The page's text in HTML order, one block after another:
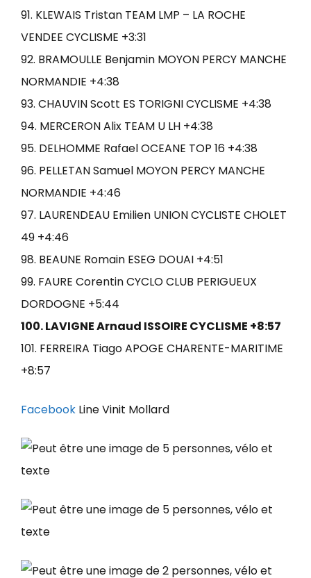
91. KLEWAIS Tristan TEAM LMP – LA ROCHE
VENDEE CYCLISME +3:31
92. BRAMOULLE Benjamin MOYON PERCY MANCHE
NORMANDIE +4:38
93. CHAUVIN Scott ES TORIGNI CYCLISME +4:38
94. MERCERON Alix TEAM U LH +4:38
95. DELHOMME Rafael OCEANE TOP 16 +4:38
96. PELLETAN Samuel MOYON PERCY MANCHE
NORMANDIE +4:46
97. LAURENDEAU Emilien UNION CYCLISTE CHOLET
49 +4:46
98. BEAUNE Romain ESEG DOUAI +4:51
99. FAURE Corentin CYCLO CLUB PERIGUEUX
DORDOGNE +5:44
100. LAVIGNE Arnaud ISSOIRE CYCLISME +8:57
101. FERREIRA Tiago APOGE CHARENTE-MARITIME
+8:57
Facebook Line Vinit Mollard